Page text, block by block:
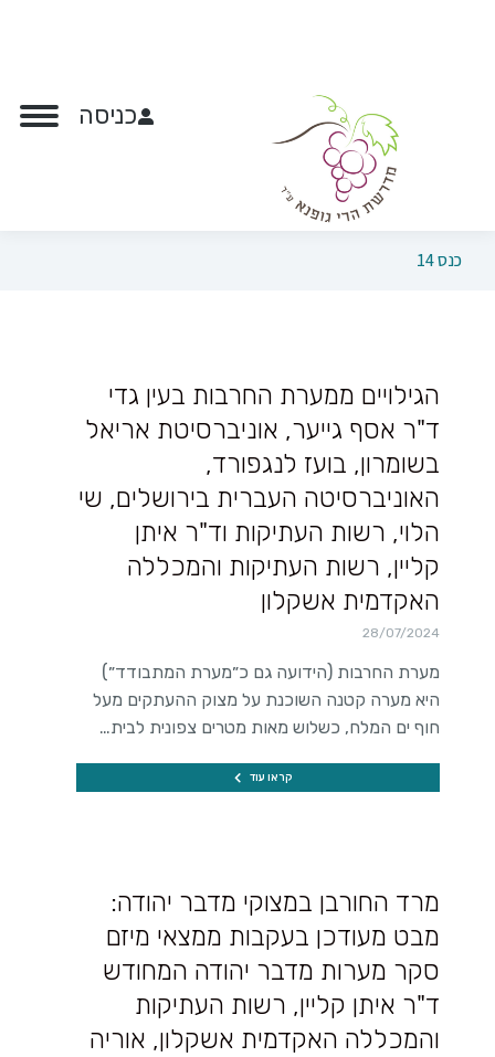
כניסה
כנס 14
הגילויים ממערת החרבות בעין גדי
ד"ר אסף גייער, אוניברסיטת אריאל
בשומרון, בועז לנגפורד,
האוניברסיטה העברית בירושלים, שי
הלוי, רשות העתיקות וד"ר איתן
קליין, רשות העתיקות והמכללה
האקדמית אשקלון
28/07/2024
מערת החרבות (הידועה גם כ״מערת המתבודד״)
היא מערה קטנה השוכנת על מצוק ההעתקים מעל
חוף ים המלח, כשלוש מאות מטרים צפונית לבית…
קראו עוד
מרד החורבן במצוקי מדבר יהודה:
מבט מעודכן בעקבות ממצאי מיזם
סקר מערות מדבר יהודה המחודש
ד"ר איתן קליין, רשות העתיקות
והמכללה האקדמית אשקלון, אוריה